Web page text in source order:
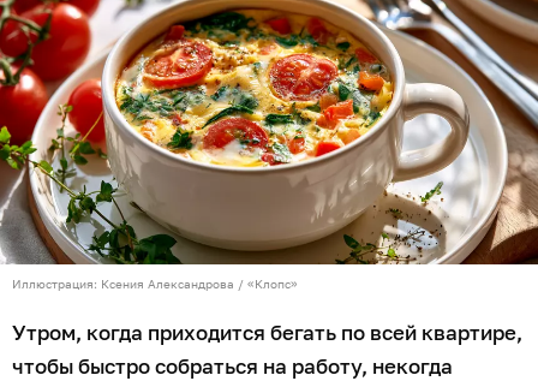
Иллюстрация: Ксения Александрова / «Клопс»
Утром, когда приходится бегать по всей квартире,
чтобы быстро собраться на работу, некогда